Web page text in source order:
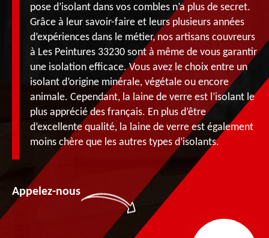
pose d’isolant dans vos combles n’a plus de secret.
Grâce à leur savoir-faire et leurs plusieurs années
d’expériences dans le métier, nos artisans couvreurs
à Les Peintures 33230 sont à même de vous garantir
une isolation efficace. Vous avez le choix entre un
isolant d’origine minérale, végétale ou encore
animale. Cependant, la laine de verre est l’isolant le
plus apprécié des français. En plus d’être
d’excellente qualité, la laine de verre est également
moins chère que les autres types d’isolants.
Appelez-nous